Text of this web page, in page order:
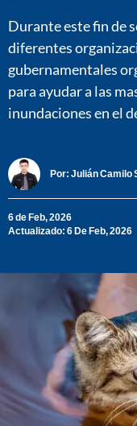
Durante este fin de
diferentes
gubernamentales
para ayudar a las
inundaciones en el
Por: Julián Camilo
6 de Feb, 2026
Actualizado: 6 De Feb, 2026